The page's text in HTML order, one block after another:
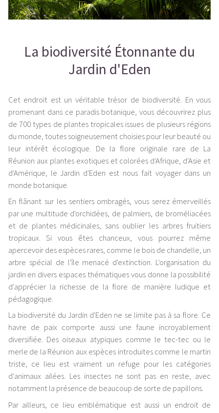
La biodiversité Étonnante du
Jardin d'Eden
Cet endroit est un véritable trésor de biodiversité. En vous
promenant dans ce paradis botanique, vous découvrirez plus
de 700 types de plantes tropicales issues de plusieurs régions
du monde, toutes soigneusement choisies pour leur beauté ou
leur intérêt écologique. De la flore originale rare de La
Réunion aux plantes exotiques et colorées d'Afrique, d'Asie et
d'Amérique, le Jardin d'Eden est nous fait voyager dans un
monde botanique.
En flânant sur les sentiers ombragés, vous serez émerveillés
par une multitude d'orchidées, de palmiers, de broméliacées
et de plantes médicinales, sans oublier les arbres fruitiers
tropicaux. Si vous êtes chanceux, vous pourrez même
apercevoir des espèces rares, comme le bois de chandelle, un
arbre spécial de l'île menacé d'extinction. L'organisation du
jardin en divers espaces thématiques vous donne la possibilité
d'apprécier la richesse de la flore de manière ludique et
pédagogique.
La biodiversité du Jardin d'Eden ne se limite pas à sa flore. Ce
havre de paix comporte aussi une faune incroyablement
diversifiée. Des oiseaux atypiques comme le tec-tec ou le
merle de la Réunion aux espèces introduites comme le martin
triste, ce lieu est vraiment un refuge pour les catégories
d'animaux ailées. Les insectes ne sont pas en reste, avec
notamment la présence de beaucoup de sorte de papillons.
Par ailleurs, ce lieu emblématique est aussi un endroit de